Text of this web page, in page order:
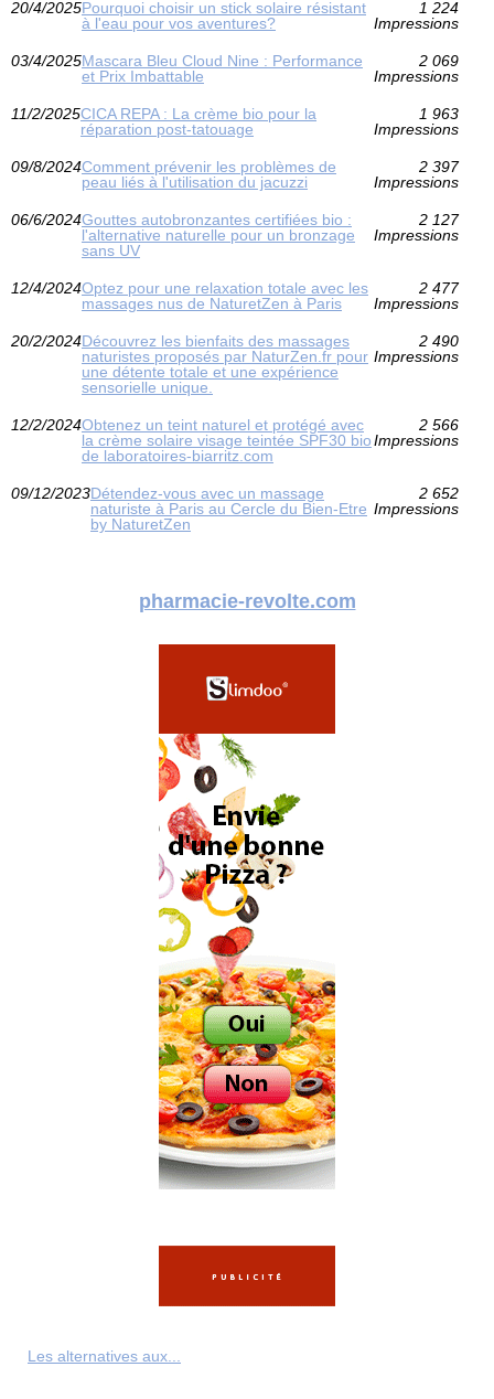
20/4/2025Pourquoi choisir un stick solaire résistant
à l'eau pour vos aventures?
1 224
Impressions
03/4/2025Mascara Bleu Cloud Nine : Performance
et Prix Imbattable
2 069
Impressions
11/2/2025CICA REPA : La crème bio pour la
réparation post-tatouage
1 963
Impressions
09/8/2024Comment prévenir les problèmes de
peau liés à l'utilisation du jacuzzi
2 397
Impressions
06/6/2024Gouttes autobronzantes certifiées bio :
l'alternative naturelle pour un bronzage
sans UV
2 127
Impressions
12/4/2024Optez pour une relaxation totale avec les
massages nus de NaturetZen à Paris
2 477
Impressions
20/2/2024Découvrez les bienfaits des massages
naturistes proposés par NaturZen.fr pour
une détente totale et une expérience
sensorielle unique.
2 490
Impressions
12/2/2024Obtenez un teint naturel et protégé avec
la crème solaire visage teintée SPF30 bio
de laboratoires-biarritz.com
2 566
Impressions
09/12/2023Détendez-vous avec un massage
naturiste à Paris au Cercle du Bien-Etre
by NaturetZen
2 652
Impressions
pharmacie-revolte.com
Les alternatives aux...